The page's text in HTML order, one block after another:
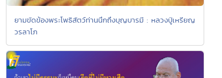
ยามขัดข้องพระโพธิสัตว์ท่านนึกถึงบุญบารมี : หลวงปู่เหรียญ
วรลาโภ